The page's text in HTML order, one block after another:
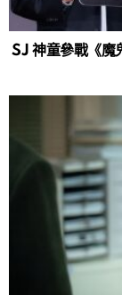
SJ 神童參戰《魔